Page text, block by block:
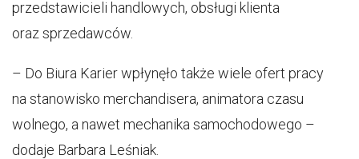
przedstawicieli handlowych, obsługi klienta
oraz sprzedawców.
– Do Biura Karier wpłynęło także wiele ofert pracy
na stanowisko merchandisera, animatora czasu
wolnego, a nawet mechanika samochodowego –
dodaje Barbara Leśniak.